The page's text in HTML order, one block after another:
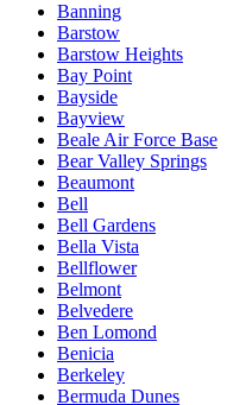
Banning
Barstow
Barstow Heights
Bay Point
Bayside
Bayview
Beale Air Force Base
Bear Valley Springs
Beaumont
Bell
Bell Gardens
Bella Vista
Bellflower
Belmont
Belvedere
Ben Lomond
Benicia
Berkeley
Bermuda Dunes